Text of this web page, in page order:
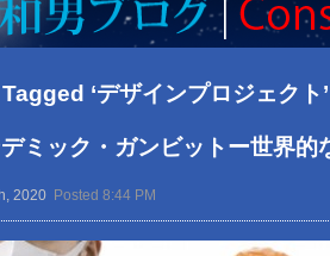
‘デザインプロジェクト’
デミック・ガンビットー世界的
2020 Posted 8:44 PM